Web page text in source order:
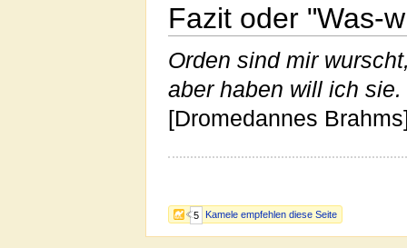
5 Kamele empfehlen diese Seite
Fazit oder "Was-
Orden sind mir
aber haben will ich sie.
[Dromedannes